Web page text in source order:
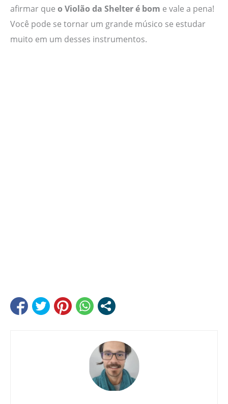
afirmar que o Violão da Shelter é bom e vale a pena!
Você pode se tornar um grande músico se estudar
muito em um desses instrumentos.